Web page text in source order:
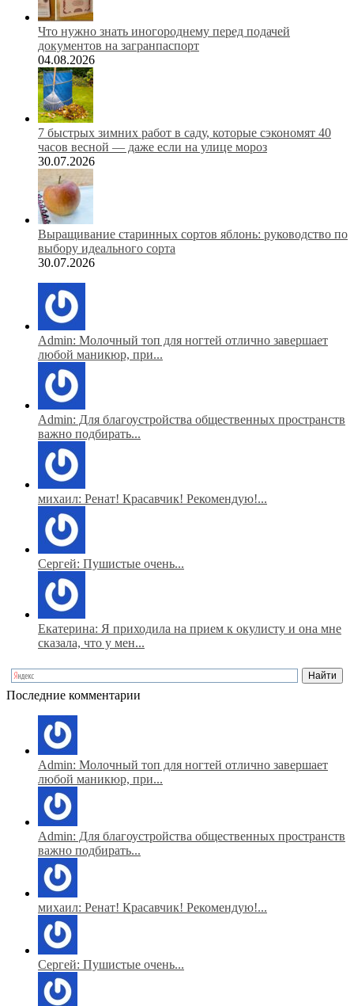
Что нужно знать иногороднему перед подачей
документов на загранпаспорт
04.08.2026
7 быстрых зимних работ в саду, которые сэкономят 40
часов весной — даже если на улице мороз
30.07.2026
Выращивание старинных сортов яблонь: руководство по
выбору идеального сорта
30.07.2026
Admin: Молочный топ для ногтей отлично завершает
любой маникюр, при...
Admin: Для благоустройства общественных пространств
важно подбирать...
михаил: Ренат! Красавчик! Рекомендую!...
Сергей: Пушистые очень...
Екатерина: Я приходила на прием к окулисту и она мне
сказала, что у мен...
Последние комментарии
Admin: Молочный топ для ногтей отлично завершает
любой маникюр, при...
Admin: Для благоустройства общественных пространств
важно подбирать...
михаил: Ренат! Красавчик! Рекомендую!...
Сергей: Пушистые очень...